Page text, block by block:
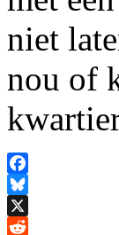
niet
nou of
Facebook
Bluesky
X